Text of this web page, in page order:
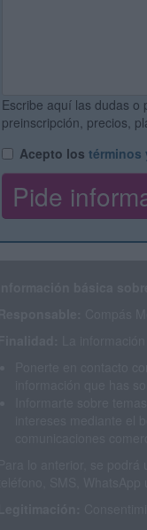
Escribe aquí las dudas o
preinscripción, precios,
Acepto los términos